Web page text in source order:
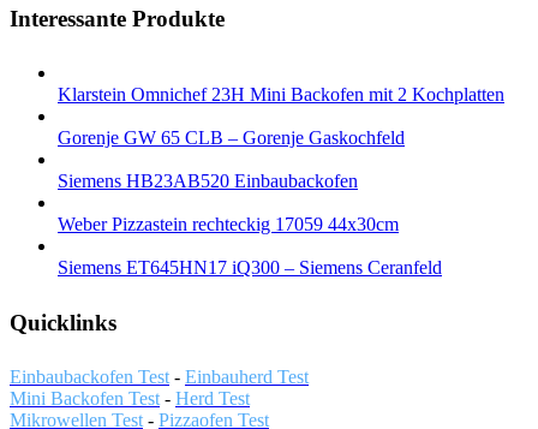
Interessante Produkte
Klarstein Omnichef 23H Mini Backofen mit 2 Kochplatten
Gorenje GW 65 CLB – Gorenje Gaskochfeld
Siemens HB23AB520 Einbaubackofen
Weber Pizzastein rechteckig 17059 44x30cm
Siemens ET645HN17 iQ300 – Siemens Ceranfeld
Quicklinks
Einbaubackofen Test - Einbauherd Test
Mini Backofen Test - Herd Test
Mikrowellen Test - Pizzaofen Test